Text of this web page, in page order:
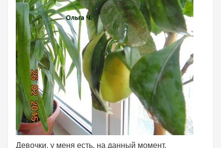
Девочки, у меня есть, на данный момент,